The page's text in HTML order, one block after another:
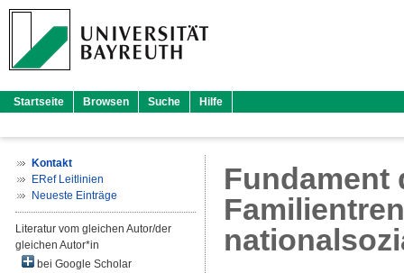
Startseite Browsen Suche Hilfe
Kontakt
ERef Leitlinien
Neueste Einträge
Literatur vom gleichen Autor/der
gleichen Autor*in
bei Google Scholar
Fundament